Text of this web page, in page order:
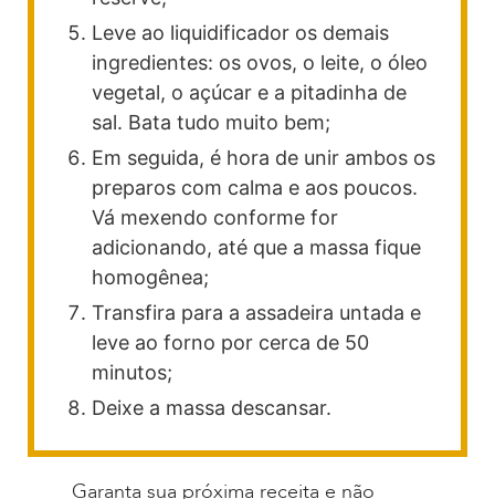
Leve ao liquidificador os demais
ingredientes: os ovos, o leite, o óleo
vegetal, o açúcar e a pitadinha de
sal. Bata tudo muito bem;
Em seguida, é hora de unir ambos os
preparos com calma e aos poucos.
Vá mexendo conforme for
adicionando, até que a massa fique
homogênea;
Transfira para a assadeira untada e
leve ao forno por cerca de 50
minutos;
Deixe a massa descansar.
Garanta sua próxima receita e não